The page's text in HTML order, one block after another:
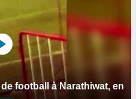
football à Narathiwat, en